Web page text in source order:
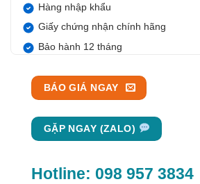
Hàng nhập khẩu
Giấy chứng nhận chính hãng
Bảo hành 12 tháng
BÁO GIÁ NGAY
GẶP NGAY (ZALO)
Hotline: 098 957 3834